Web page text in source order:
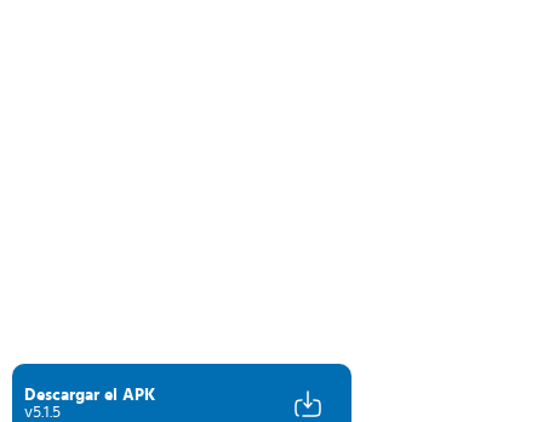
Descargar el APK
v5.1.5